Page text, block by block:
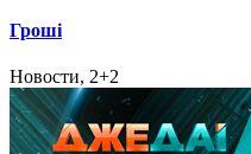
Гроші
Новости, 2+2